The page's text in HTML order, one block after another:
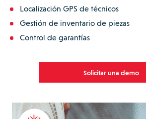
Localización GPS de técnicos
Gestión de inventario de piezas
Control de garantías
Solicitar una demo